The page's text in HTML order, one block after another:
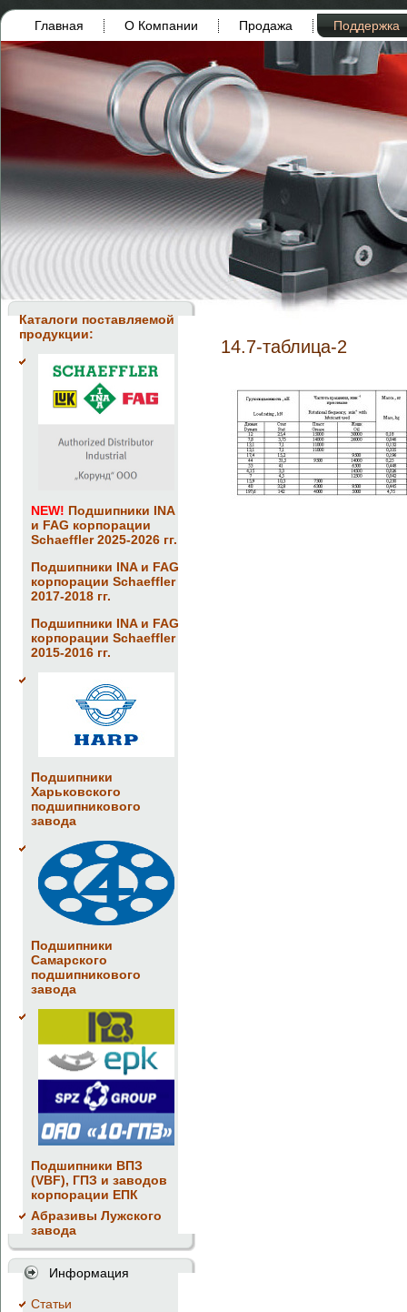
Главная О Компании Продажа Поддержка
Каталоги поставляемой
продукции:
NEW! Подшипники INA
и FAG корпорации
Schaeffler 2025-2026 гг.
Подшипники INA и FAG
корпорации Schaeffler
2017-2018 гг.
Подшипники INA и FAG
корпорации Schaeffler
2015-2016 гг.
Подшипники
Харьковского
подшипникового
завода
Подшипники
Самарского
подшипникового
завода
Подшипники ВПЗ
(VBF), ГПЗ и заводов
корпорации ЕПК
Абразивы Лужского
завода
Информация
Cтатьи
14.7-таблица-2